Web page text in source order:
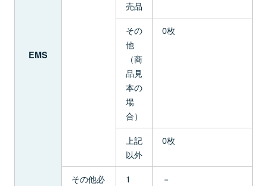
EMS
売品
その
他
（商
品見
本の
場
合）
0枚
上記
以外
0枚
その他必
1
－